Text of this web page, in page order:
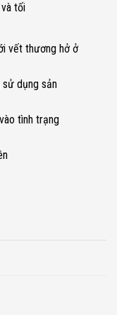
tối
vết thương hở ở
dụng sản
tình trạng